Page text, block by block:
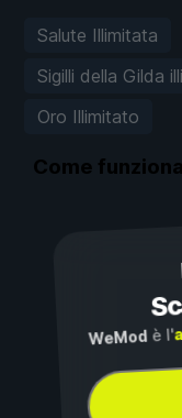
Salute Illimitata
Sigilli della Gilda
Oro Illimitato
Come
WeMod è l'